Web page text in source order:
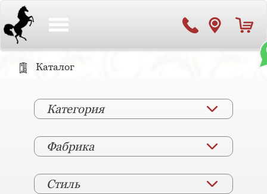
Каталог
Категория
Фабрика
Стиль